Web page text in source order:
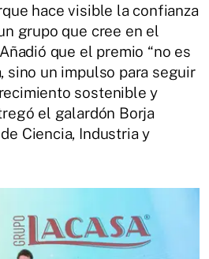
hace visible la confianza
grupo que cree en el
que el premio “no es
sino un impulso para seguir
sostenible y
el galardón Borja
Ciencia, Industria y